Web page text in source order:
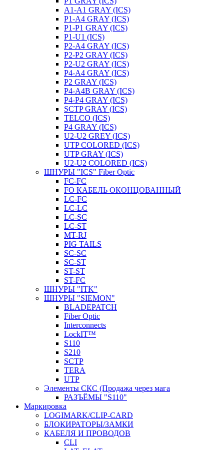
A1-A1 GRAY (ICS)
P1-A4 GRAY (ICS)
P1-P1 GRAY (ICS)
P1-U1 (ICS)
P2-A4 GRAY (ICS)
P2-P2 GRAY (ICS)
P2-U2 GRAY (ICS)
P4-A4 GRAY (ICS)
P2 GRAY (ICS)
P4-A4B GRAY (ICS)
P4-P4 GRAY (ICS)
SCTP GRAY (ICS)
TELCO (ICS)
P4 GRAY (ICS)
U2-U2 GREY (ICS)
UTP COLORED (ICS)
UTP GRAY (ICS)
U2-U2 COLORED (ICS)
ШНУРЫ "ICS" Fiber Optic
FC-FC
FO КАБЕЛЬ ОКОНЦОВАННЫЙ
LC-FC
LC-LC
LC-SC
LС-ST
MT-RJ
PIG TAILS
SC-SC
SC-ST
ST-ST
ST-FC
ШНУРЫ "ITK"
ШНУРЫ "SIEMON"
BLADEPATCH
Fiber Optic
Interconnects
LockIT™
S110
S210
SCTP
TERA
UTP
Элементы СКС (Продажа через мага
РАЗЪЁМЫ "S110"
Маркировка
LOGIMARK/CLIP-CARD
БЛОКИРАТОРЫ/ЗАМКИ
КАБЕЛЯ И ПРОВОДОВ
CLI